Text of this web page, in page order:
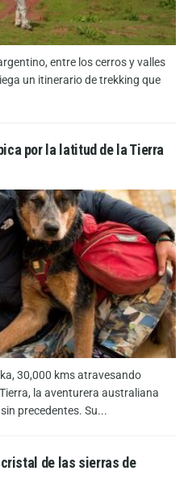
entre los cerros y valles
un itinerario de trekking que
por la latitud de la Tierra
30,000 kms atravesando
la aventurera australiana
precedentes. Su...
de las sierras de